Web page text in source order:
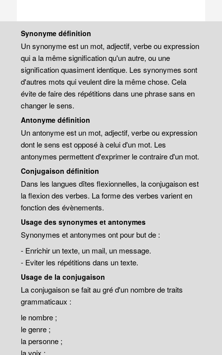
Synonyme définition
Un synonyme est un mot, adjectif, verbe ou expression
qui a la même signification qu'un autre, ou une
signification quasiment identique. Les synonymes sont
d'autres mots qui veulent dire la même chose. Cela
évite de faire des répétitions dans une phrase sans en
changer le sens.
Antonyme définition
Un antonyme est un mot, adjectif, verbe ou expression
dont le sens est opposé à celui d'un mot. Les
antonymes permettent d'exprimer le contraire d'un mot.
Conjugaison définition
Dans les langues dîtes flexionnelles, la conjugaison est
la flexion des verbes. La forme des verbes varient en
fonction des évènements.
Usage des synonymes et antonymes
Synonymes et antonymes ont pour but de :
- Enrichir un texte, un mail, un message.
- Eviter les répétitions dans un texte.
Usage de la conjugaison
La conjugaison se fait au gré d'un nombre de traits
grammaticaux :
le nombre ;
le genre ;
la personne ;
la voix ;